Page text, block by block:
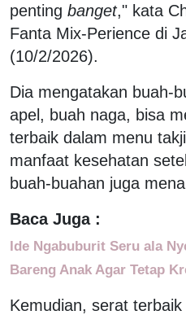
penting banget," kata
Fanta Mix-Perience di
(10/2/2026).
Dia mengatakan buah-
apel, buah naga, bisa
terbaik dalam menu
manfaat kesehatan
buah-buahan juga
Baca Juga :
Ide Ngabuburit Seru ala
Bareng Anak Agar Tetap
Kemudian, serat